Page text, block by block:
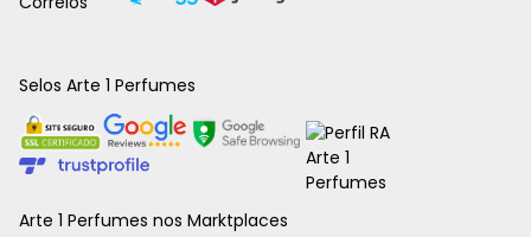
Selos Arte 1 Perfumes
Arte 1 Perfumes nos Marktplaces